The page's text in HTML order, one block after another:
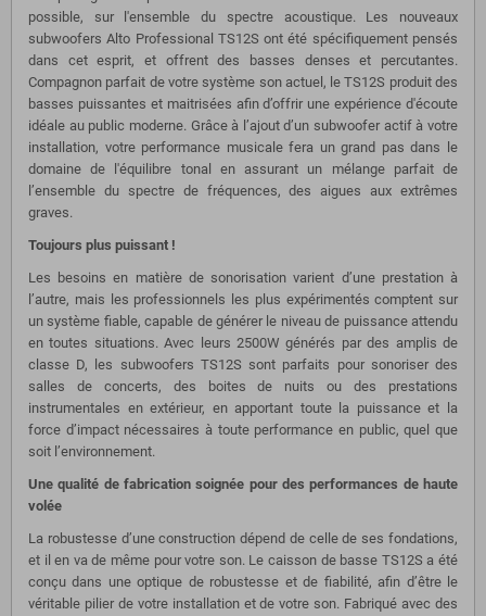
possible, sur l'ensemble du spectre acoustique. Les nouveaux
subwoofers Alto Professional TS12S ont été spécifiquement pensés
dans cet esprit, et offrent des basses denses et percutantes.
Compagnon parfait de votre système son actuel, le TS12S produit des
basses puissantes et maitrisées afin d’offrir une expérience d'écoute
idéale au public moderne. Grâce à l’ajout d’un subwoofer actif à votre
installation, votre performance musicale fera un grand pas dans le
domaine de l'équilibre tonal en assurant un mélange parfait de
l’ensemble du spectre de fréquences, des aigues aux extrêmes
graves.
Toujours plus puissant !
Les besoins en matière de sonorisation varient d’une prestation à
l’autre, mais les professionnels les plus expérimentés comptent sur
un système fiable, capable de générer le niveau de puissance attendu
en toutes situations. Avec leurs 2500W générés par des amplis de
classe D, les subwoofers TS12S sont parfaits pour sonoriser des
salles de concerts, des boites de nuits ou des prestations
instrumentales en extérieur, en apportant toute la puissance et la
force d’impact nécessaires à toute performance en public, quel que
soit l’environnement.
Une qualité de fabrication soignée pour des performances de haute
volée
La robustesse d’une construction dépend de celle de ses fondations,
et il en va de même pour votre son. Le caisson de basse TS12S a été
conçu dans une optique de robustesse et de fiabilité, afin d’être le
véritable pilier de votre installation et de votre son. Fabriqué avec des